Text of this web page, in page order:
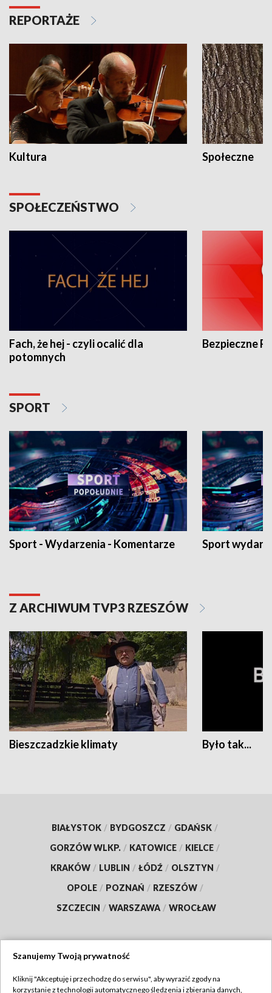
REPORTAŻE
Kultura Społeczne
SPOŁECZEŃSTWO
Fach, że hej - czyli ocalić dla
potomnych
Bezpieczne
SPORT
Sport - Wydarzenia - Komentarze Sport
Z ARCHIWUM TVP3 RZESZÓW
Bieszczadzkie klimaty Było tak...
BIAŁYSTOK / BYDGOSZCZ / GDAŃSK /
GORZÓW WLKP. / KATOWICE / KIELCE /
KRAKÓW / LUBLIN / ŁÓDŹ / OLSZTYN /
OPOLE / POZNAŃ / RZESZÓW /
SZCZECIN / WARSZAWA / WROCŁAW
Szanujemy Twoją prywatność
Kliknij "Akceptuję i przechodzę do serwisu", aby wyrazić zgody na
korzystanie z technologii automatycznego śledzenia i zbierania danych,